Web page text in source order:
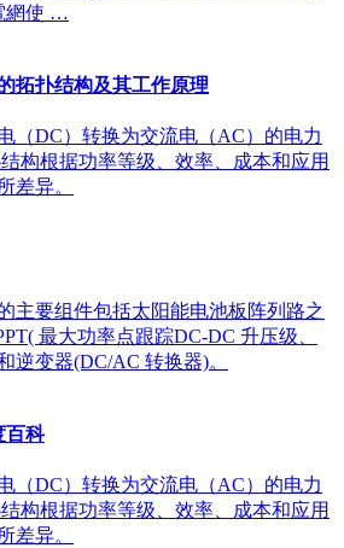
網使 …
拓扑结构及其工作原理
（DC）转换为交流电（AC）的电力
构根据功率等级、效率、成本和应用
差异。
主要组件包括太阳能电池板阵列路之
最大功率点跟踪DC-DC 升压级、
逆变器(DC/AC 转换器)。
百科
（DC）转换为交流电（AC）的电力
构根据功率等级、效率、成本和应用
差异。